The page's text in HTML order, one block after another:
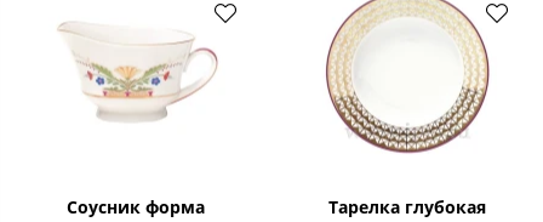
Соусник форма
Тарелка глубокая